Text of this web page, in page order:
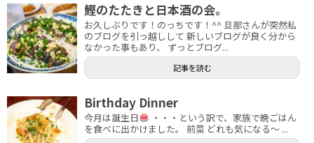
鰹のたたきと日本酒の会。
お久しぶりです！のっちです！^^ 旦那さんが突然私
のブログを引っ越しして 新しいブログが良く分から
なかった事もあり、 ずっとブログ...
記事を読む
Birthday Dinner
今月は誕生日
・・・という訳で、家族で晩ごはん
を食べに出かけました。 前菜 どれも気になる〜 ...